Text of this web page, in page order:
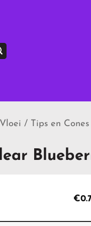
Vloei / Tips en Cones
€